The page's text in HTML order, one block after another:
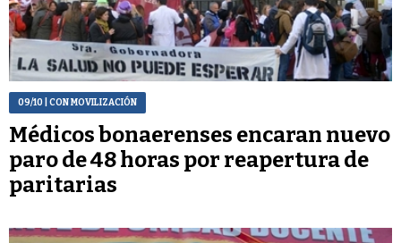
09/10 | CON MOVILIZACIÓN
Médicos bonaerenses encaran nuevo
paro de 48 horas por reapertura de
paritarias